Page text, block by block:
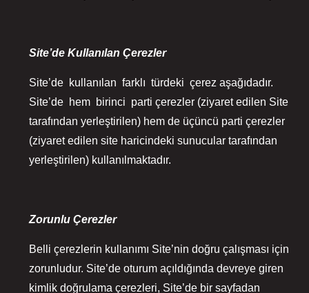
Site’de Kullanılan Çerezler
Site’de kullanılan farklı türdeki çerez aşağıdadır.
Site’de hem birinci parti çerezler (ziyaret edilen Site
tarafından yerleştirilen) hem de üçüncü parti çerezler
(ziyaret edilen site haricindeki sunucular tarafından
yerleştirilen) kullanılmaktadır.
Zorunlu Çerezler
Belli çerezlerin kullanımı Site’nin doğru çalışması için
zorunludur. Site’de oturum açıldığında devreye giren
kimlik doğrulama çerezleri, Site’de bir sayfadan